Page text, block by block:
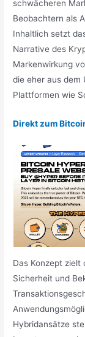
schwächeren
Beobachtern als
Inhaltlich setzt
Narrative des
Markenwirkung
die eher aus
Plattformen wie
Direkt zum
Das Konzept zielt
Sicherheit und
Hybridansätze